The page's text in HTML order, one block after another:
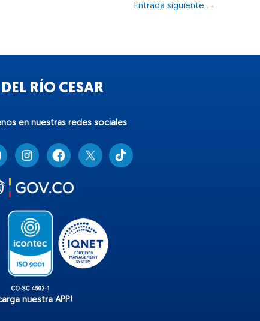
Entrada siguiente →
RÍO CESAR
en nuestras redes sociales
T
i
k
nuestra APP!